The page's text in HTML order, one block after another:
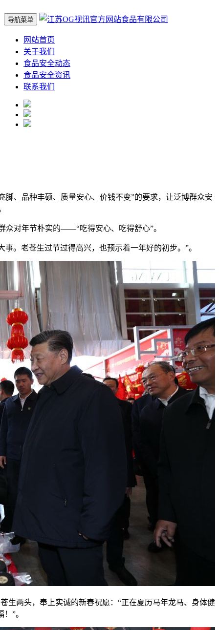
导航菜单
网站首页
关于我们
食品安全动态
食品安全资讯
联系我们
、品种丰硕、质量安心、价钱不变”的要求，让泛博群众安
对年节朴实的——“吃得安心、吃得舒心”。
。老苍生过节过得高兴，也预示着一年好的初步。”。
两头，奉上实诚的新春祝愿：“正在夏历马年龙马、身体健
”。